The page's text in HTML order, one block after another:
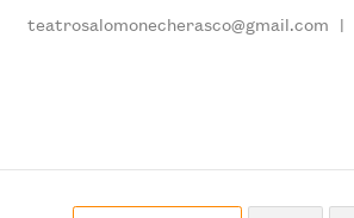
teatrosalomonecherasco@gmail.com |